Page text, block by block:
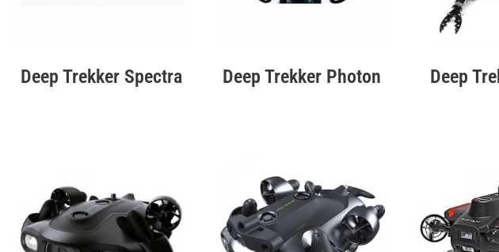
Deep Trekker Spectra Deep Trekker Photon Deep